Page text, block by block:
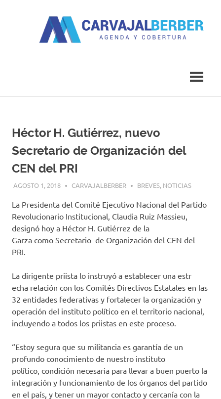
Héctor H. Gutiérrez, nuevo
Secretario de Organización del
CEN del PRI
AGOSTO 1, 2018 CARVAJALBERBER BREVES, NOTICIAS
La Presidenta del Comité Ejecutivo Nacional del Partido
Revolucionario Institucional, Claudia Ruiz Massieu,
designó hoy a Héctor H. Gutiérrez de la
Garza como Secretario de Organización del CEN del
PRI.
L a dirigente priista lo instruyó a establecer una estr
echa relación con los Comités Directivos Estatales en las
32 entidades federativas y fortalecer la organización y
operación del instituto político en el territorio nacional,
incluyendo a todos los priistas en este proceso.
“Estoy segura que su militancia es garantía de un
profundo conocimiento de nuestro instituto
político, condición necesaria para llevar a buen puerto la
integración y funcionamiento de los órganos del partido
en el país, y tener un mayor contacto y cercanía con la